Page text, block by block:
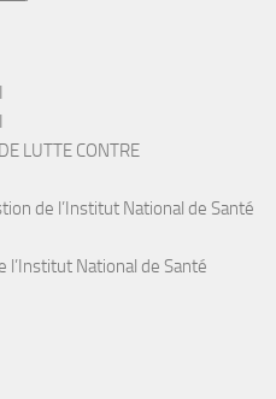
LUTTE CONTRE
de l’Institut National de Santé
l’Institut National de Santé